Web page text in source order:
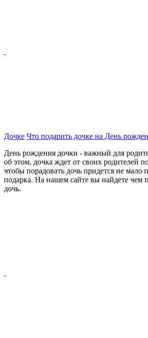
Дочке Что подарить дочке на День
День рождения дочки - важный для
об этом, дочка ждет от своих родителей
чтобы порадовать дочь придется не мало
подарка. На нашем сайте вы найдете чем
дочь.